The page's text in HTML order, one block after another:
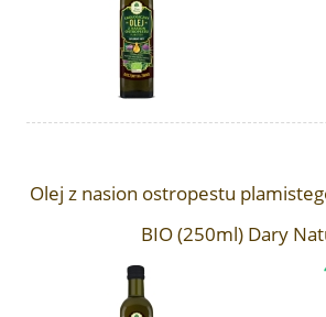
Olej z nasion ostropestu
BIO (250ml) Dary